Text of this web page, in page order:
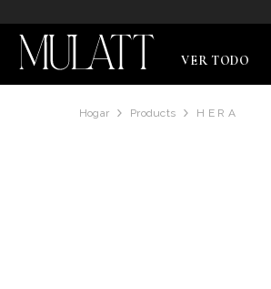
VER TODO
Hogar Products H E R A